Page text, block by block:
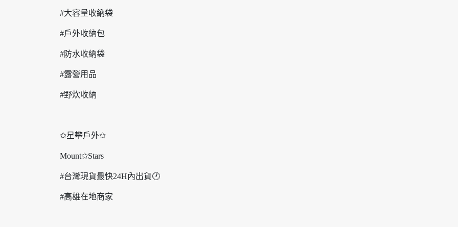
#大容量收納袋
#戶外收納包
#防水收納袋
#露營用品
#野炊收納
✩星攀戶外✩
Mount✩Stars
#台灣現貨最快24H內出貨🕐
#高雄在地商家